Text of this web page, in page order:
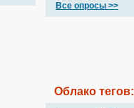
Все опросы >>
Облако тегов: